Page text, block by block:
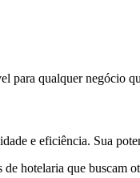
para qualquer negócio
e eficiência. Sua
hotelaria que